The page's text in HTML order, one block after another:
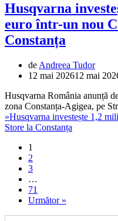
Husqvarna
euro într-un nou
Constanța
de Andreea Tudor
12 mai 202612 mai
Husqvarna România anunță
zona Constanța-Agigea, pe
»Husqvarna investește 1,2
Store la Constanța
1
2
3
…
71
Următor »